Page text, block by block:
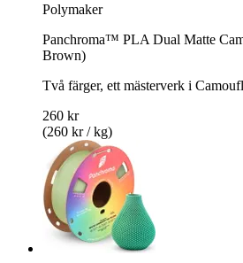
Polymaker
Panchroma™ PLA Dual Matte
Brown)
Två färger, ett mästerverk i
260 kr
(260 kr / kg)